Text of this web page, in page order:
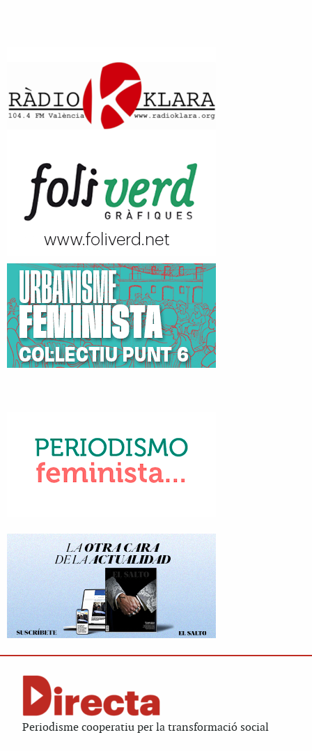
Periodisme cooperatiu per la transformació social